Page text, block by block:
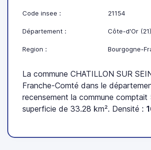
Code insee : 21154
Département : Côte-d'Or (21)
Region : Bourgogne-
La commune CHATILLON SUR
Franche-Comté dans le
recensement la commune
superficie de 33.28 km². Densité :